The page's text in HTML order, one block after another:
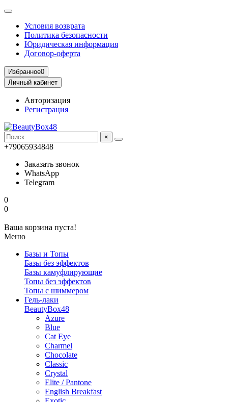
Условия возврата
Политика безопасности
Юридическая информация
Договор-оферта
Избранное0
Личный кабинет
Авторизация
Регистрация
×
+79065934848
Заказать звонок
WhatsApp
Telegram
0
0
Ваша корзина пуста!
Меню
Базы и Топы
Базы без эффектов
Базы камуфлирующие
Топы без эффектов
Топы с шиммером
Гель-лаки
BeautyBox48
Azure
Blue
Cat Eye
Charmel
Chocolate
Classic
Crystal
Elite / Pantone
English Breakfast